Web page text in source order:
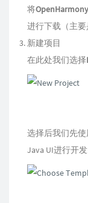
将
进行下载（主要
新建项目
在此处我们选择
选择后我们先
Java UI进行开发